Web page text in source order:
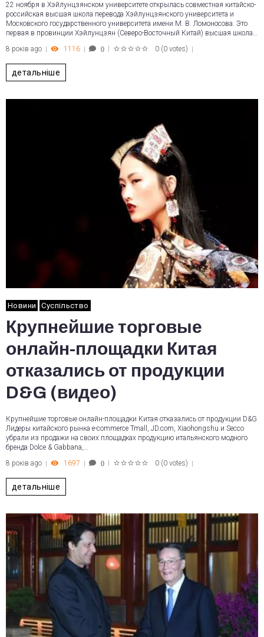
22 ноября в Хэйлунцзянском университете открылась совместная китайско-
российская высшая школа перевода Хэйлунцзянского университета и
Московского государственного университета имени М. В. Ломоносова. Это
первая в провинции Хэйлунцзян (Северо-Восточный Китай) высшая школа…
8 років ago
1116 0 0 (0 votes)
детальніше
Новини Суспільство
Крупнейшие торговые
онлайн-площадки Китая
отказались от продукции
D&G (видео)
Крупнейшие торговые онлайн-площадки Китая отказались от продукции D&G
Лидеры китайского рынка e-commerce Tmall, JD.com, Xiaohongshu и Secco
убрали из продажи на своих площадках продукцию итальянского модного
бренда Dolce & Gabbana,…
8 років ago
1697 0 0 (0 votes)
детальніше